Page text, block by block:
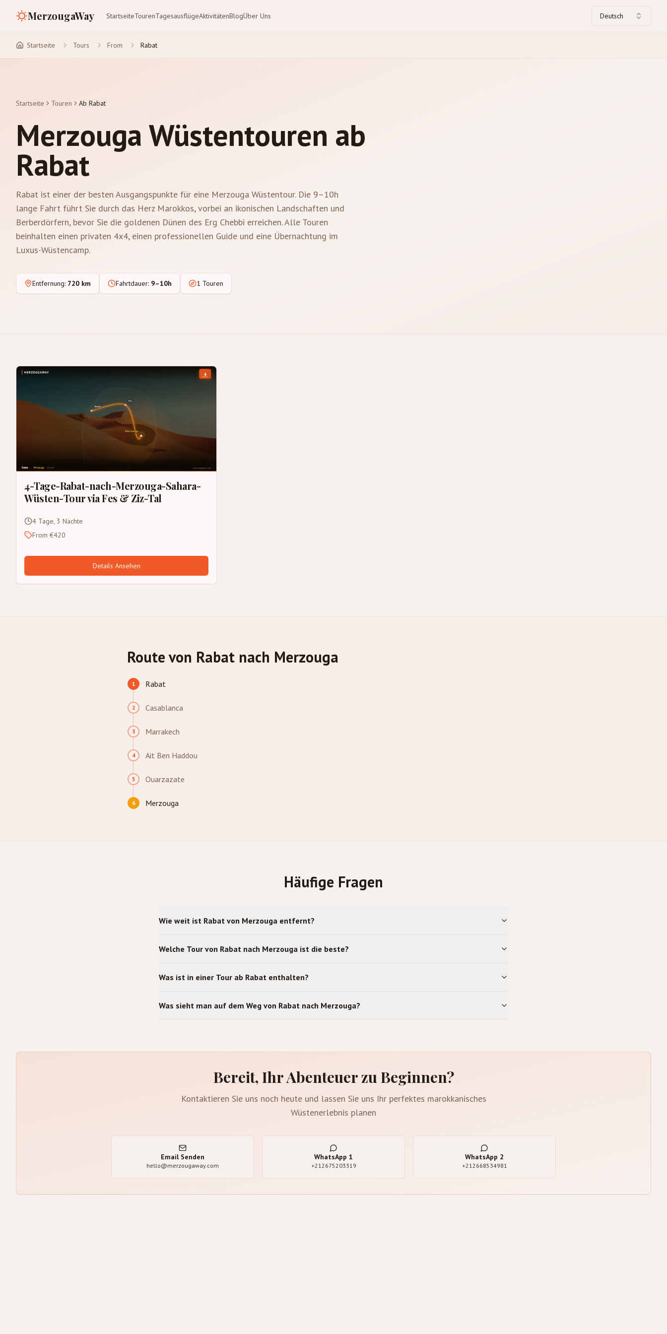
MerzougaWay StartseiteTourenTagesausflügeAktivitätenBlogÜber Uns Deutsch
Startseite Tours From Rabat
Startseite Touren Ab Rabat
Merzouga Wüstentouren ab
Rabat
Rabat ist einer der besten Ausgangspunkte für eine Merzouga Wüstentour. Die 9–10h
lange Fahrt führt Sie durch das Herz Marokkos, vorbei an ikonischen Landschaften und
Berberdörfern, bevor Sie die goldenen Dünen des Erg Chebbi erreichen. Alle Touren
beinhalten einen privaten 4x4, einen professionellen Guide und eine Übernachtung im
Luxus-Wüstencamp.
Entfernung: 720 km Fahrtdauer: 9–10h 1 Touren
4-Tage-Rabat-nach-Merzouga-Sahara-
Wüsten-Tour via Fes & Ziz-Tal
4 Tage, 3 Nächte
From €420
Details Ansehen
Route von Rabat nach Merzouga
1 Rabat
2 Casablanca
3 Marrakech
4 Ait Ben Haddou
5 Ouarzazate
6 Merzouga
Häufige Fragen
Wie weit ist Rabat von Merzouga entfernt?
Welche Tour von Rabat nach Merzouga ist die beste?
Was ist in einer Tour ab Rabat enthalten?
Was sieht man auf dem Weg von Rabat nach Merzouga?
Bereit, Ihr Abenteuer zu Beginnen?
Kontaktieren Sie uns noch heute und lassen Sie uns Ihr perfektes marokkanisches
Wüstenerlebnis planen
Email Senden
hello@merzougaway.com
WhatsApp 1
+212675203319
WhatsApp 2
+212668534981